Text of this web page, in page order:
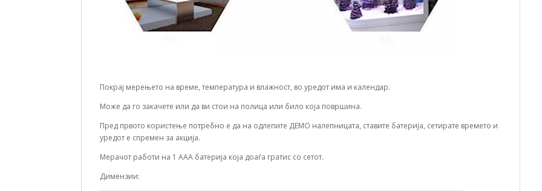
Покрај мерењето на време, температура и влажност, во уредот има и календар.
Може да го закачете или да ви стои на полица или било која површина.
Пред првото користење потребно е да на одлепите ДЕМО налепницата, ставите батерија, сетирате времето и
уредот е спремен за акција.
Мерачот работи на 1 ААА батерија која доаѓа гратис со сетот.
Димензии: